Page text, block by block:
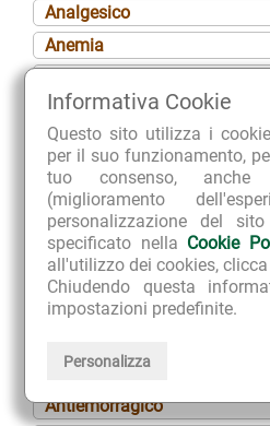
Informativa Cookie
Questo sito utilizza i
per il suo funzionamento,
tuo consenso,
(miglioramento
personalizzazione del
specificato nella Cookie
all'utilizzo dei cookies,
Chiudendo questa
impostazioni predefinite.
Personalizza
Analgesico
Anemia
Anoressia
Ansiolitico
Antalgico
Antiaggregante piastrinico
Anticefalalgico
Antidismenorroico
Antiedemigeno (o
Antiemetico
Antiemorragico